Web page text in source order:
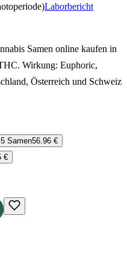
Laborbericht
Samen online kaufen in
Wirkung: Euphoric,
Österreich und Schweiz
5 Samen56.96 €
€